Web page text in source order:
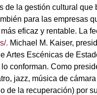
de la gestión cultural
para las empresas
eficaz y rentable. La
. Michael M. Kaiser,
Artes Escénicas de
conforman. Como
jazz, música de
de la recuperación) por